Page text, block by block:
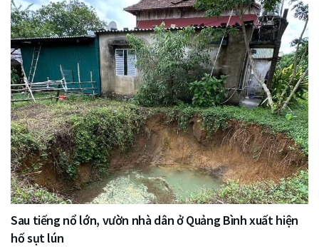
Sau tiếng nổ lớn, vườn nhà dân ở Quảng Bình xuất hiện
hố sụt lún